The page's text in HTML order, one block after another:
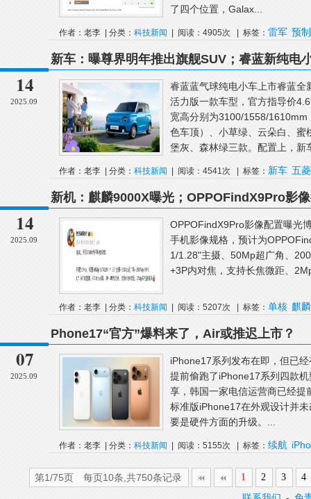
了四个位置，Galax...
作者：老李 | 分类： 科技新闻 | 阅读：4905次 | 标签： 雷军 预制
14
2025.09
新车：曝尊界明年推出旗舰SUV；睿蓝新纯电
车图曝光；追觅汽车宣布完成首轮融资
睿蓝蓝气球纯电小车上市睿蓝
活力版一款车型，官方指导价
宽高分别为3100/1558/
色车顶）、小草绿、云朵白、
堡灰、森林绿三款。配置上，新
作者：老李 | 分类： 科技新闻 | 阅读：4541次 | 标签： 新车 五菱
14
2025.09
新机：麒麟9000X曝光；OPPOFindX9Pro影
一大波国产Air手机要来了
OPPOFindX9Pro影像配置曝光
手机影像规格，预计为
1/1.28"主摄、50Mp超广角、
+3P内对焦，支持长焦微距、
作者：老李 | 分类： 科技新闻 | 阅读：5207次 | 标签： 单核 麒麟
07
2025.09
Phone17“官方”爆料来了，Air或推迟上市？
iPhone17系列发布在即，但已
提前偷跑了iPhone17系列四款
享，韩国一家电信运营商已经提
标准版iPhone17在外观设计并
要是硬件方面的升级。...
作者：老李 | 分类： 科技新闻 | 阅读：5155次 | 标签： 续航
第1/75页 每页10条,共750条记录
1 2 3 4